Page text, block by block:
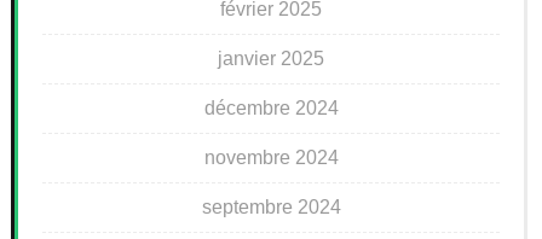
février 2025
janvier 2025
décembre 2024
novembre 2024
septembre 2024